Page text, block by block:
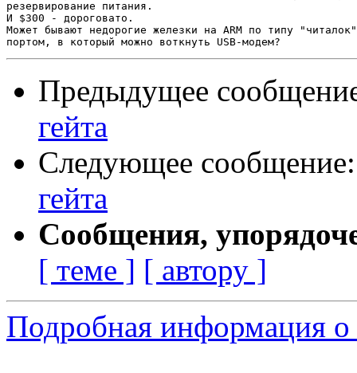
резервирование питания.
И $300 - дороговато.
Может бывают недорогие железки на ARM по типу
Предыдущее
гейта
Следующее
гейта
Сообщения,
[ теме ] [ автору ]
Подробная информация о